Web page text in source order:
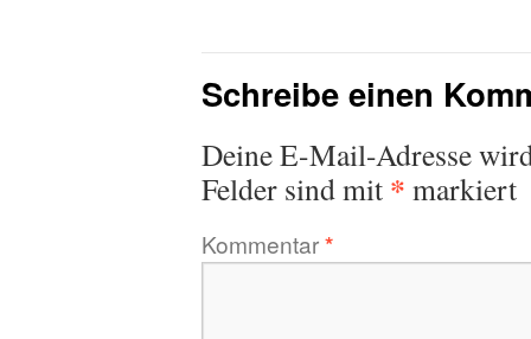
Schreibe einen
Deine E-Mail-Adresse
Felder sind mit * markiert
Kommentar*